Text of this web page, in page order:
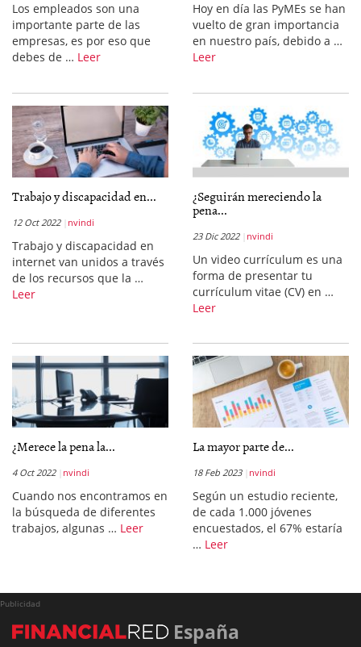
Los empleados son una
importante parte de las
empresas, es por eso que
debes de … Leer
Hoy en día las PyMEs se han
vuelto de gran importancia
en nuestro país, debido a …
Leer
Trabajo y discapacidad en...
12 Oct 2022 nvindi
Trabajo y discapacidad en
internet van unidos a través
de los recursos que la …
Leer
¿Seguirán mereciendo la
pena...
23 Dic 2022 nvindi
Un video currículum es una
forma de presentar tu
currículum vitae (CV) en …
Leer
¿Merece la pena la...
4 Oct 2022 nvindi
Cuando nos encontramos en
la búsqueda de diferentes
trabajos, algunas … Leer
La mayor parte de...
18 Feb 2023 nvindi
Según un estudio reciente,
de cada 1.000 jóvenes
encuestados, el 67% estaría
… Leer
Publicidad
España